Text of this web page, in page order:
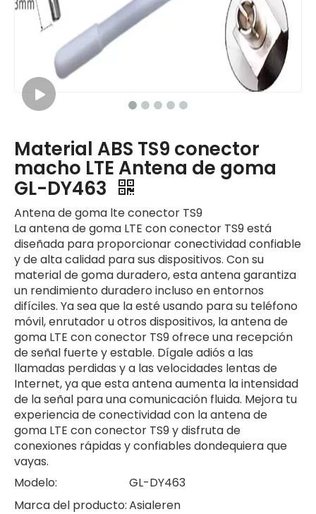
Material ABS TS9 conector
macho LTE Antena de goma
GL-DY463
Antena de goma lte conector TS9
La antena de goma LTE con conector TS9 está
diseñada para proporcionar conectividad confiable
y de alta calidad para sus dispositivos. Con su
material de goma duradero, esta antena garantiza
un rendimiento duradero incluso en entornos
difíciles. Ya sea que la esté usando para su teléfono
móvil, enrutador u otros dispositivos, la antena de
goma LTE con conector TS9 ofrece una recepción
de señal fuerte y estable. Dígale adiós a las
llamadas perdidas y a las velocidades lentas de
Internet, ya que esta antena aumenta la intensidad
de la señal para una comunicación fluida. Mejora tu
experiencia de conectividad con la antena de
goma LTE con conector TS9 y disfruta de
conexiones rápidas y confiables dondequiera que
vayas.
Modelo:
GL-DY463
Marca del producto:Asialeren